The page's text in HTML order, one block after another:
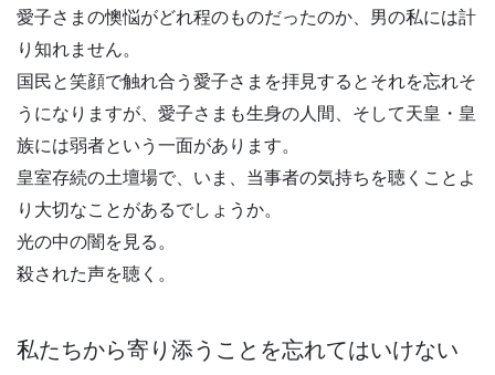
愛子さまの懊悩がどれ程のものだったのか、男の私には計
り知れません。
国民と笑顔で触れ合う愛子さまを拝見するとそれを忘れそ
うになりますが、愛子さまも生身の人間、そして天皇・皇
族には弱者という一面があります。
皇室存続の土壇場で、いま、当事者の気持ちを聴くことよ
り大切なことがあるでしょうか。
光の中の闇を見る。
殺された声を聴く。
私たちから寄り添うことを忘れてはいけない